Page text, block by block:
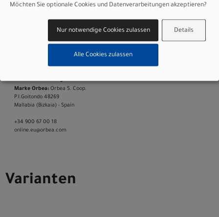
Sattelstütze: OC Mountain Performance DP-MP10,
31.6mm, Dropper
Räder: Oquo Mountain Performance MP30TEAM
Herstellerdaten gem. GPSR
Marke Orbea: Orbea S. Coop.
P.I.Goitondo 48269
Mallabia (Bizkaia) - Spain
+34 900 67 00 18
online.eu@orbea.com
Varianten
Möchten Sie optionale Cookies und Datenverarbeitungen akzeptieren?
Details
Nur notwendige Cookies zulassen
Alle Cookies zulassen